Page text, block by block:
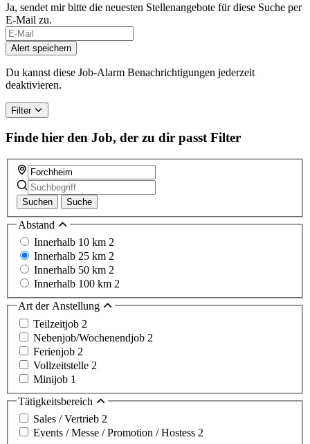
Ja, sendet mir bitte die neuesten Stellenangebote für diese Suche per
E-Mail zu.
Alert speichern
Du kannst diese Job-Alarm Benachrichtigungen jederzeit
deaktivieren.
Filter
Finde hier den Job, der zu dir passt Filter
Suchen Suche
Abstand
Innerhalb 10 km 2
Innerhalb 25 km 2
Innerhalb 50 km 2
Innerhalb 100 km 2
Art der Anstellung
Teilzeitjob 2
Nebenjob/Wochenendjob 2
Ferienjob 2
Vollzeitstelle 2
Minijob 1
Tätigkeitsbereich
Sales / Vertrieb 2
Events / Messe / Promotion / Hostess 2